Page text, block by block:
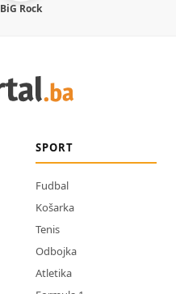
BiG Rock
SPORT
Fudbal
Košarka
Tenis
Odbojka
Atletika